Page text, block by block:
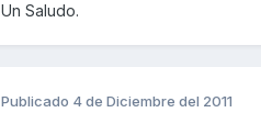
Un Saludo.
Publicado 4 de Diciembre del 2011